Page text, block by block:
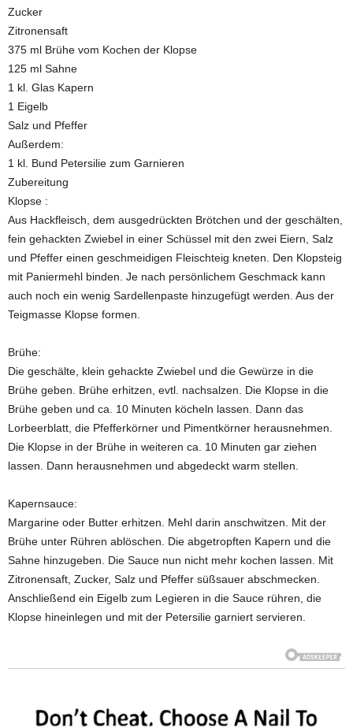
Zucker
Zitronensaft
375 ml Brühe vom Kochen der Klopse
125 ml Sahne
1 kl. Glas Kapern
1 Eigelb
Salz und Pfeffer
Außerdem:
1 kl. Bund Petersilie zum Garnieren
Zubereitung
Klopse :
Aus Hackfleisch, dem ausgedrückten Brötchen und der geschälten,
fein gehackten Zwiebel in einer Schüssel mit den zwei Eiern, Salz
und Pfeffer einen geschmeidigen Fleischteig kneten. Den Klopsteig
mit Paniermehl binden. Je nach persönlichem Geschmack kann
auch noch ein wenig Sardellenpaste hinzugefügt werden. Aus der
Teigmasse Klopse formen.
Brühe:
Die geschälte, klein gehackte Zwiebel und die Gewürze in die
Brühe geben. Brühe erhitzen, evtl. nachsalzen. Die Klopse in die
Brühe geben und ca. 10 Minuten köcheln lassen. Dann das
Lorbeerblatt, die Pfefferkörner und Pimentkörner herausnehmen.
Die Klopse in der Brühe in weiteren ca. 10 Minuten gar ziehen
lassen. Dann herausnehmen und abgedeckt warm stellen.
Kapernsauce:
Margarine oder Butter erhitzen. Mehl darin anschwitzen. Mit der
Brühe unter Rühren ablöschen. Die abgetropften Kapern und die
Sahne hinzugeben. Die Sauce nun nicht mehr kochen lassen. Mit
Zitronensaft, Zucker, Salz und Pfeffer süßsauer abschmecken.
Anschließend ein Eigelb zum Legieren in die Sauce rühren, die
Klopse hineinlegen und mit der Petersilie garniert servieren.